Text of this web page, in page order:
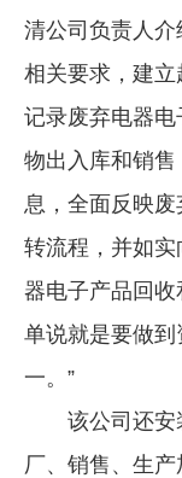
清公司负责人
相关要求，建
记录废弃电器
物出入库和销
息，全面反映
转流程，并如
器电子产品回收
单说就是要做
一。”
该公司还安
厂、销售、生